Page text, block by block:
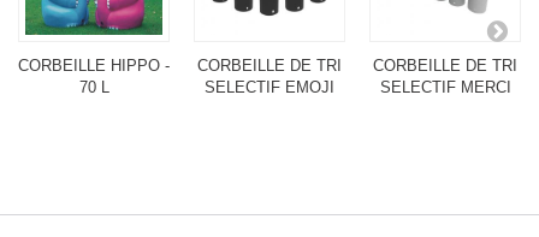
CORBEILLE HIPPO -
70 L
CORBEILLE DE TRI
SELECTIF EMOJI
CORBEILLE DE TRI
SELECTIF MERCI